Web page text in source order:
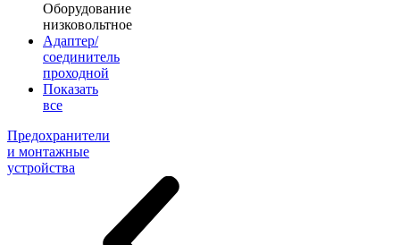
Оборудование
низковольтное
Адаптер/
соединитель
проходной
Показать
все
Предохранители
и монтажные
устройства